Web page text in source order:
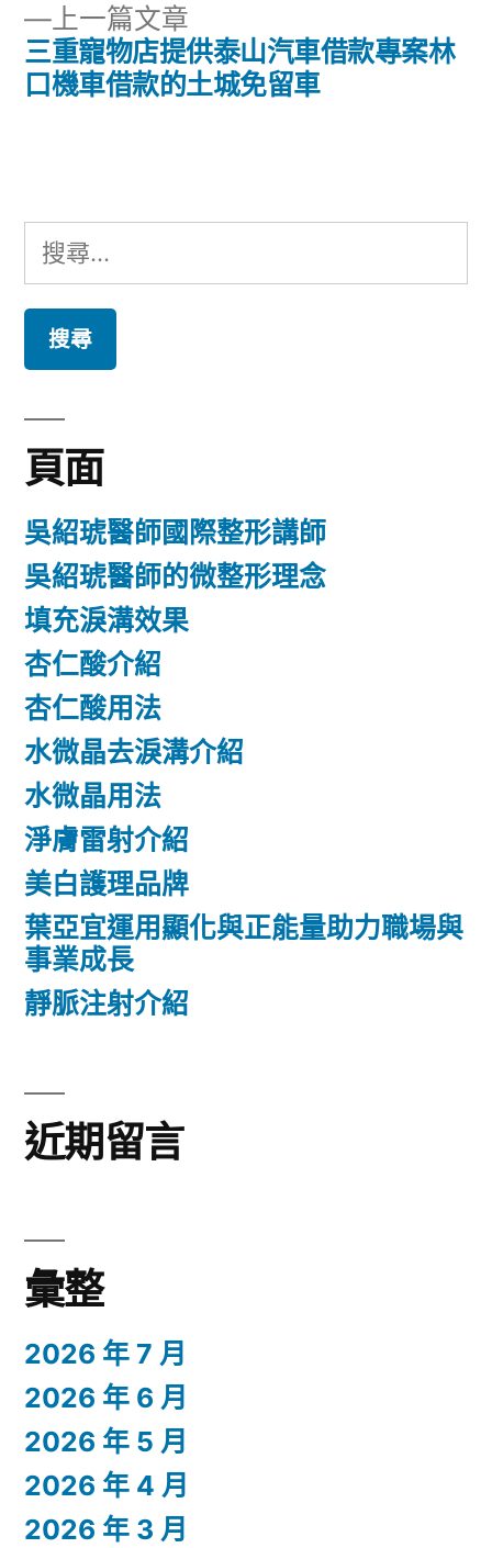
導
覽
上一篇文章
一
篇
三重寵物店提供泰山汽車借款專案林
口機車借款的土城免留車
搜
尋
鍵
字:
頁面
吳紹琥醫師國際整形講師
吳紹琥醫師的微整形理念
填充淚溝效果
杏仁酸介紹
杏仁酸用法
水微晶去淚溝介紹
水微晶用法
淨膚雷射介紹
美白護理品牌
葉亞宜運用顯化與正能量助力職場與
事業成長
靜脈注射介紹
近期留言
彙整
2026 年 7 月
2026 年 6 月
2026 年 5 月
2026 年 4 月
2026 年 3 月